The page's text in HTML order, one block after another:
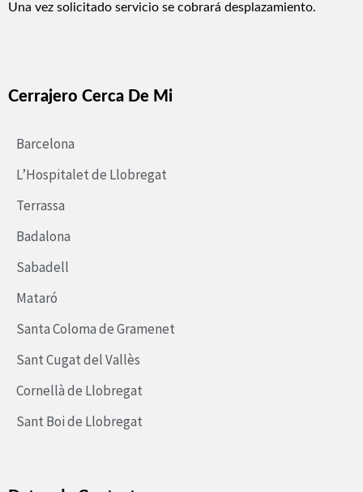
Una vez solicitado servicio se cobrará desplazamiento.
Cerrajero Cerca De Mi
Barcelona
L’Hospitalet de Llobregat
Terrassa
Badalona
Sabadell
Mataró
Santa Coloma de Gramenet
Sant Cugat del Vallès
Cornellà de Llobregat
Sant Boi de Llobregat